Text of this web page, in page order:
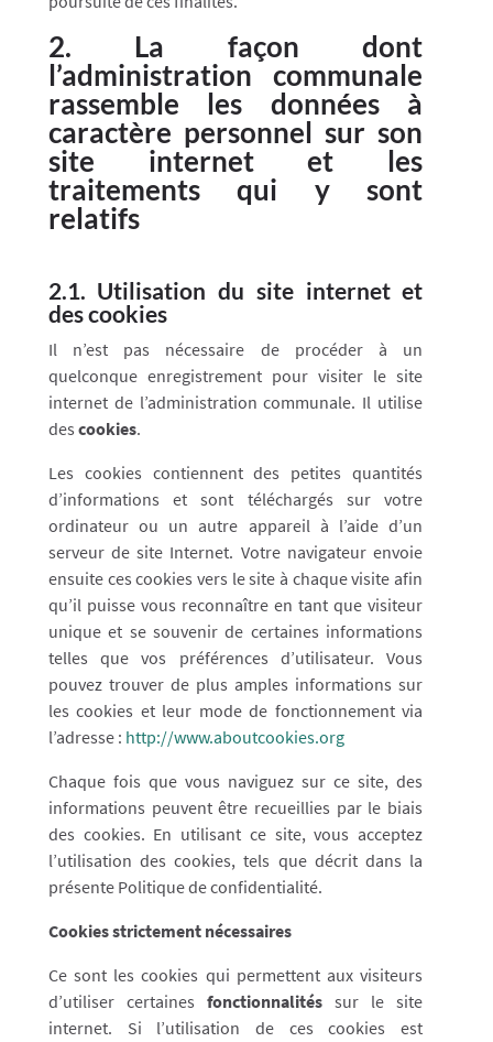
2. La façon dont
l’administration communale
rassemble les données à
caractère personnel sur son
site internet et les
traitements qui y sont
relatifs
2.1. Utilisation du site internet et
des cookies
Il n’est pas nécessaire de procéder à un
quelconque enregistrement pour visiter le site
internet de l’administration communale. Il utilise
des cookies.
Les cookies contiennent des petites quantités
d’informations et sont téléchargés sur votre
ordinateur ou un autre appareil à l’aide d’un
serveur de site Internet. Votre navigateur envoie
ensuite ces cookies vers le site à chaque visite afin
qu’il puisse vous reconnaître en tant que visiteur
unique et se souvenir de certaines informations
telles que vos préférences d’utilisateur. Vous
pouvez trouver de plus amples informations sur
les cookies et leur mode de fonctionnement via
l’adresse : http://www.aboutcookies.org
Chaque fois que vous naviguez sur ce site, des
informations peuvent être recueillies par le biais
des cookies. En utilisant ce site, vous acceptez
l’utilisation des cookies, tels que décrit dans la
présente Politique de confidentialité.
Cookies strictement nécessaires
Ce sont les cookies qui permettent aux visiteurs
d’utiliser certaines fonctionnalitéssur le site
internet. Si l’utilisation de ces cookies est